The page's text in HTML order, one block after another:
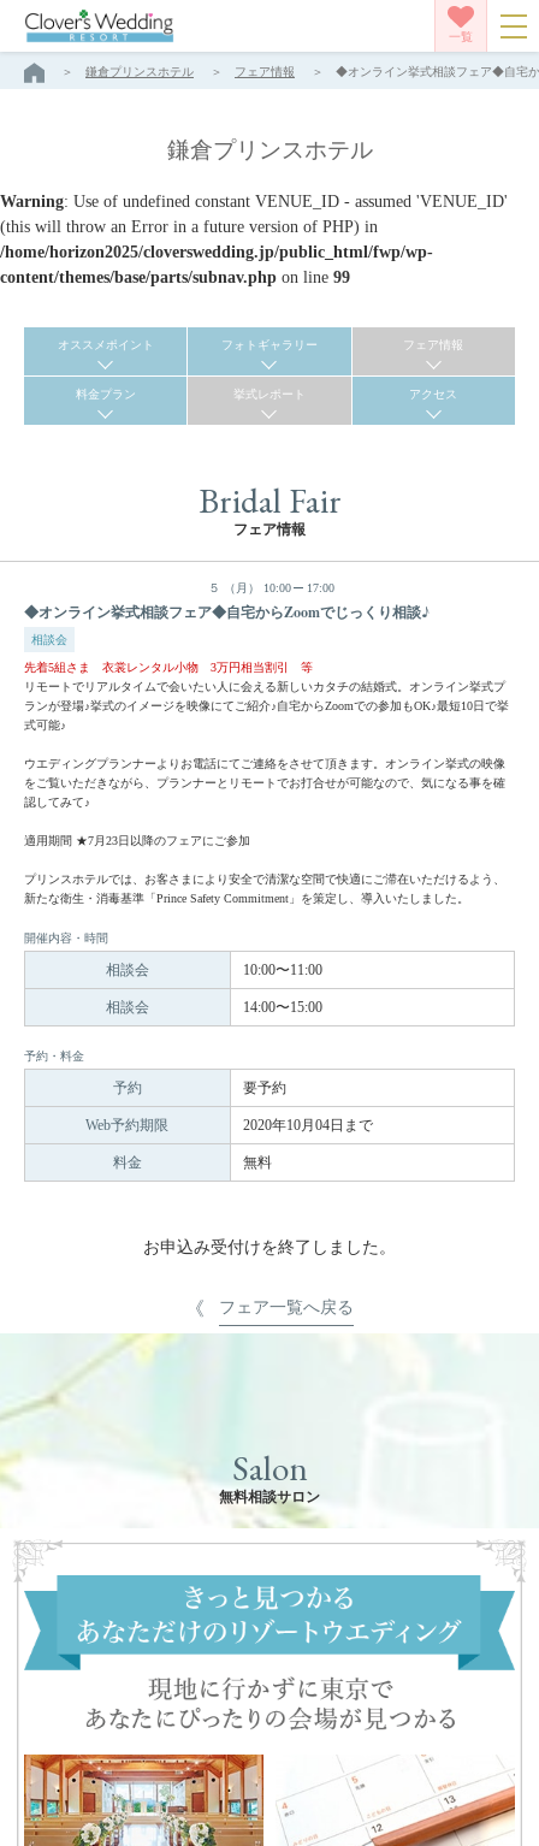
一覧
鎌倉プリンスホテル フェア情報 ◆オンライン挙式相談フェア◆自宅か
鎌倉プリンスホテル
Warning: Use of undefined constant VENUE_ID - assumed 'VENUE_ID'
(this will throw an Error in a future version of PHP) in
/home/horizon2025/cloverswedding.jp/public_html/fwp/wp-
content/themes/base/parts/subnav.php on line 99
オススメポイント フォトギャラリー フェア情報
料金プラン 挙式レポート アクセス
Bridal Fair
フェア情報
５ （月） 10:00 17:00
◆オンライン挙式相談フェア◆自宅からZoomでじっくり相談♪
相談会
先着5組さま 衣裳レンタル小物 3万円相当割引 等
リモートでリアルタイムで会いたい人に会える新しいカタチの結婚式。オンライン挙式プ
ランが登場♪挙式のイメージを映像にてご紹介♪自宅からZoomでの参加もOK♪最短10日で挙
式可能♪
ウエディングプランナーよりお電話にてご連絡をさせて頂きます。オンライン挙式の映像
をご覧いただきながら、プランナーとリモートでお打合せが可能なので、気になる事を確
認してみて♪
適用期間 ★7月23日以降のフェアにご参加
プリンスホテルでは、お客さまにより安全で清潔な空間で快適にご滞在いただけるよう、
新たな衛生・消毒基準「Prince Safety Commitment」を策定し、導入いたしました。
開催内容・時間
相談会 10:00〜11:00
相談会 14:00〜15:00
予約・料金
予約 要予約
Web予約期限 2020年10月04日まで
料金 無料
お申込み受付けを終了しました。
フェア一覧へ戻る
Salon
無料相談サロン